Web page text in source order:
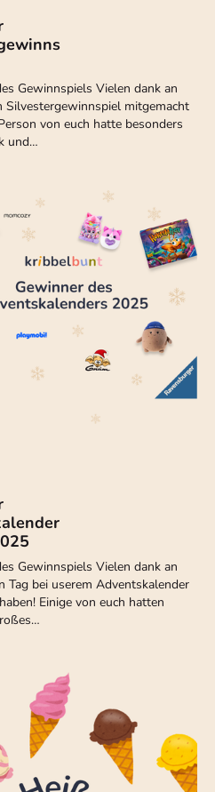
Gewinnspiels Vielen dank an
Silvestergewinnspiel mitgemacht
von euch hatte besonders
und…
Gewinnspiels Vielen dank an
Tag bei userem Adventskalender
Einige von euch hatten